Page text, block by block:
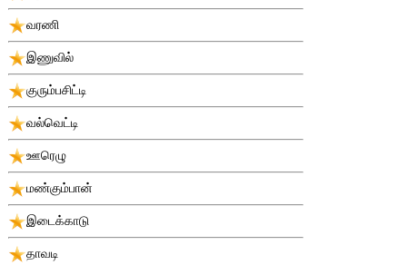
வரணி
இணுவில்
குரும்பசிட்டி
வல்வெட்டி
ஊரெழு
மண்கும்பான்
இடைக்காடு
தாவடி